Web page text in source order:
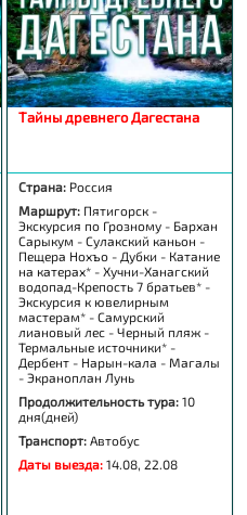
Тайны древнего Дагестана
Страна: Россия
Маршрут: Пятигорск -
Экскурсия по Грозному - Бархан
Сарыкум - Сулакский каньон -
Пещера Нохъо - Дубки - Катание
на катерах* - Хучни-Ханагский
водопад-Крепость 7 братьев* -
Экскурсия к ювелирным
мастерам* - Самурский
лиановый лес - Черный пляж -
Термальные источники* -
Дербент - Нарын-кала - Магалы
- Экраноплан Лунь
Продолжительность тура:10
дня(дней)
Транспорт:Автобус
Даты выезда:14.08, 22.08